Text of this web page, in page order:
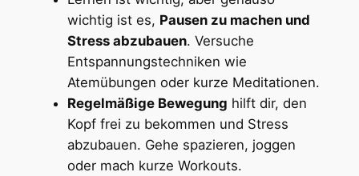
wichtig ist es, Pausen zu machen und
Stress abzubauen. Versuche
Entspannungstechniken wie
Atemübungen oder kurze Meditationen.
Regelmäßige Bewegung hilft dir, den
Kopf frei zu bekommen und Stress
abzubauen. Gehe spazieren, joggen
oder mach kurze Workouts.